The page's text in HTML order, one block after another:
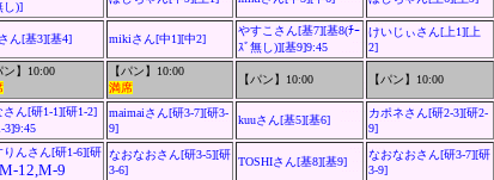
し)]
ん[基3][基4] mikiさん[中1][中2]
やすこさん[基7][基8(ﾁｰ
ｽﾞ無し)][基9]9:45
けいじぃさん[上1][上
2]
ン】10:00
【パン】10:00
満席
【パン】10:00 【パン】10:00
さん[研1-1][研1-2]
3]9:45
maimaiさん[研3-7][研3-
9]
kuuさん[基5][基6]
カポネさん[研2-3][研2-
9]
りんさん[研1-6][研
M-12,M-9
なおなおさん[研3-5][研
3-6]
TOSHIさん[基8][基9]
なおなおさん[研3-7][研
3-9]